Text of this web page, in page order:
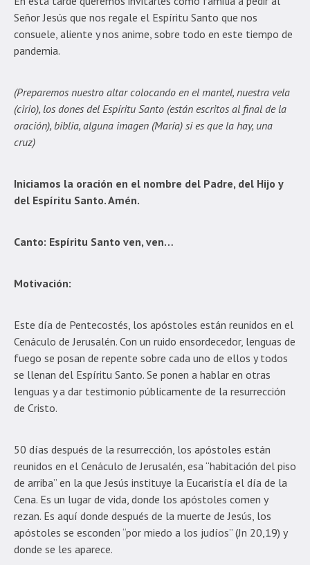
Señor Jesús que nos regale el Espíritu Santo que nos
consuele, aliente y nos anime, sobre todo en este tiempo de
pandemia.
(Preparemos nuestro altar colocando en el mantel, nuestra vela
(cirio), los dones del Espíritu Santo (están escritos al final de la
oración), biblia, alguna imagen (María) si es que la hay, una
cruz)
Iniciamos la oración en el nombre del Padre, del Hijo y
del Espíritu Santo. Amén.
Canto: Espíritu Santo ven, ven…
Motivación:
Este día de Pentecostés, los apóstoles están reunidos en el
Cenáculo de Jerusalén. Con un ruido ensordecedor, lenguas de
fuego se posan de repente sobre cada uno de ellos y todos
se llenan del Espíritu Santo. Se ponen a hablar en otras
lenguas y a dar testimonio públicamente de la resurrección
de Cristo.
50 días después de la resurrección, los apóstoles están
reunidos en el Cenáculo de Jerusalén, esa “habitación del piso
de arriba” en la que Jesús instituye la Eucaristía el día de la
Cena. Es un lugar de vida, donde los apóstoles comen y
rezan. Es aquí donde después de la muerte de Jesús, los
apóstoles se esconden “por miedo a los judíos” (Jn 20,19) y
donde se les aparece.